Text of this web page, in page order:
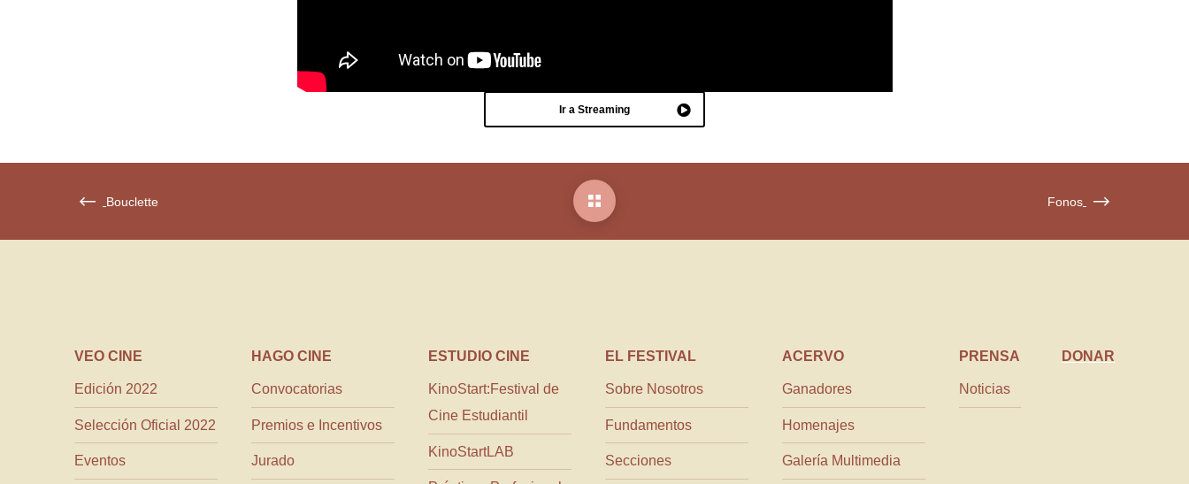
Ir a Streaming
Bouclette Fonos
VEO CINE
Edición 2022
Selección Oficial 2022
Eventos
HAGO CINE
Convocatorias
Premios e Incentivos
Jurado
ESTUDIO CINE
KinoStart:Festival de
Cine Estudiantil
KinoStartLAB
EL FESTIVAL
Sobre Nosotros
Fundamentos
Secciones
ACERVO
Ganadores
Homenajes
Galería Multimedia
PRENSA
Noticias
DONAR